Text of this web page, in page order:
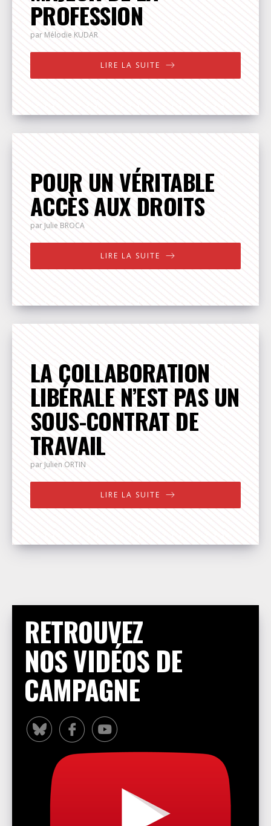
PROFESSION
par MélodieKUDAR
LIRE LA SUITE
POUR UN VÉRITABLE
ACCÈS AUX DROITS
par JulieBROCA
LIRE LA SUITE
LA COLLABORATION
LIBÉRALE N’EST PAS UN
SOUS-CONTRAT DE
TRAVAIL
par Julien ORTIN
LIRE LA SUITE
RETROUVEZ
NOS VIDÉOS DE
CAMPAGNE